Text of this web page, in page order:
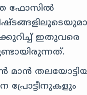
ഫോസിൽ
ഇതുവരെ
മാൻ
പ്രോട്ടീനുകളും